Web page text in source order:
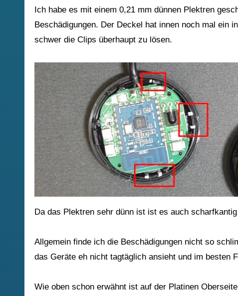
Ich habe es mit einem 0,21 mm dünnen Plektren
Beschädigungen. Der Deckel hat innen noch mal ein
schwer die Clips überhaupt zu lösen.
Da das Plektren sehr dünn ist ist es auch
Allgemein finde ich die Beschädigungen nicht so
das Geräte eh nicht tagtäglich ansieht und im besten
Wie oben schon erwähnt ist auf der Platinen